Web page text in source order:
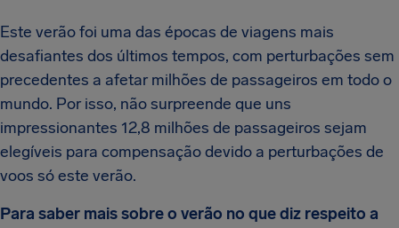
Este verão foi uma das épocas de viagens mais
desafiantes dos últimos tempos, com perturbações sem
precedentes a afetar milhões de passageiros em todo o
mundo. Por isso, não surpreende que uns
impressionantes 12,8 milhões de passageiros sejam
elegíveis para compensação devido a perturbações de
voos só este verão.
Para saber mais sobre o verão no que diz respeito a